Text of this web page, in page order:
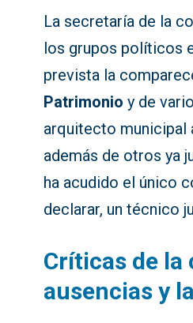
La secretaría de la
los grupos políticos
prevista la
Patrimonio y de
arquitecto municipal
además de otros ya
ha acudido el único
declarar, un técnico
Críticas de la
ausencias y